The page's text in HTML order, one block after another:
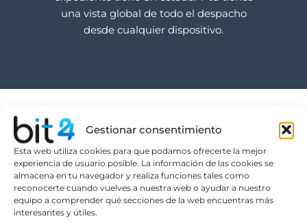
Gestionar consentimiento
Esta web utiliza cookies para que podamos ofrecerte la mejor
experiencia de usuario posible. La información de las cookies se
almacena en tu navegador y realiza funciones tales como
reconocerte cuando vuelves a nuestra web o ayudar a nuestro
equipo a comprender qué secciones de la web encuentras más
interesantes y útiles.
una vista global de todo el despacho
desde cualquier dispositivo.
De las herramientas
sueltas a un
sistema
centralizado